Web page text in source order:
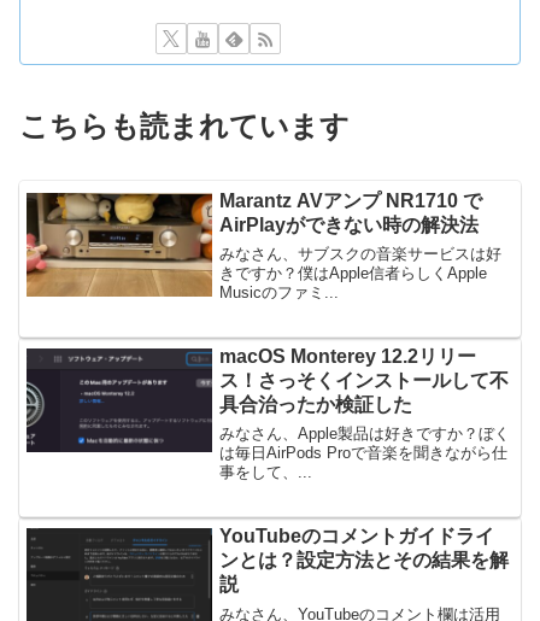
こちらも読まれています
Marantz AVアンプ NR1710 で
AirPlayができない時の解決法
みなさん、サブスクの音楽サービスは好
きですか？僕はApple信者らしくApple
Musicのファミ...
macOS Monterey 12.2リリー
ス！さっそくインストールして不
具合治ったか検証した
みなさん、Apple製品は好きですか？ぼく
は毎日AirPods Proで音楽を聞きながら仕
事をして、...
YouTubeのコメントガイドライ
ンとは？設定方法とその結果を解
説
みなさん、YouTubeのコメント欄は活用